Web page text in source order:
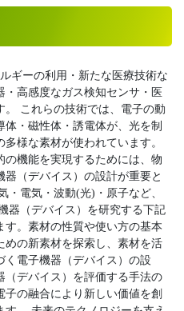
ギーの利用・新たな医療技術な
・高感度なガス検知センサ・医
これらの技術では、電子の動
・磁性体・誘電体が、光を制
様な素材が使われています。
の機能を実現するためには、物
（デバイス）の設計が重要と
・電気・波動(光)・原子など、
器（デバイス）を研究する下記
。素材の性質や使い方の基本
めの新素材を探索し、素材を活
く電子機器（デバイス）の設
（デバイス）を評価する手法の
の融合により新しい価値を創